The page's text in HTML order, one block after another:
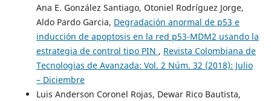
Ana E. González Santiago, Otoniel Rodríguez Jorge,
Aldo Pardo Garcia, Degradación anormal de p53 e
inducción de apoptosis en la red p53-MDM2 usando la
estrategia de control tipo PIN , Revista Colombiana de
Tecnologias de Avanzada: Vol. 2 Núm. 32 (2018): Julio
– Diciembre
Luis Anderson Coronel Rojas, Dewar Rico Bautista,